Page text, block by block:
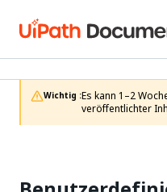
Wichtig :Es kann 1–2
veröffentlichter